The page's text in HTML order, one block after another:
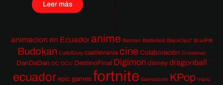
Leer más
animacion en Ecuador anime Batman Battlefield BlackOps7 BradPitt
Budokan CallofDuty castlevania cine Colaboración Crossover
DanDaDan DC DCU DestinoFinal Digimon disney dragonball
ecuador epic games fortnite Gamescom KPop mario